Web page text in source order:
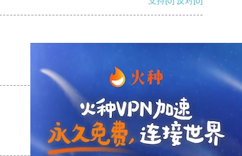
支持
支持[0] 反对[0]